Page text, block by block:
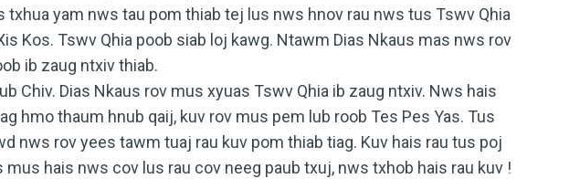
txhua yam nws tau pom thiab tej lus nws hnov rau nws tus Tswv Qhia
Kos. Tswv Qhia poob siab loj kawg. Ntawm Dias Nkaus mas nws rov
ib zaug ntxiv thiab.
Chiv. Dias Nkaus rov mus xyuas Tswv Qhia ib zaug ntxiv. Nws hais
hmo thaum hnub qaij, kuv rov mus pem lub roob Tes Pes Yas. Tus
nws rov yees tawm tuaj rau kuv pom thiab tiag. Kuv hais rau tus poj
hais nws cov lus rau cov neeg paub txuj, nws txhob hais rau kuv !